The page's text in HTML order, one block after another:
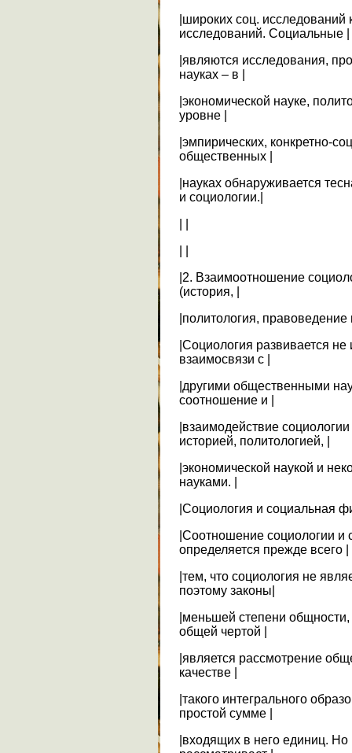
|широких соц. исследований
исследований. Социальные |
|являются исследования,
науках – в |
|экономической науке,
уровне |
|эмпирических, конкретно-
общественных |
|науках обнаруживается
и социологии.|
|2. Взаимоотношение
(история, |
|политология, правоведение
|Социология развивается
взаимосвязи с |
|другими общественными
соотношение и |
|взаимодействие
историей, политологией, |
|экономической наукой и
науками. |
|Социология и социальная
|Соотношение социологии
определяется прежде всего |
|тем, что социология не
поэтому законы|
|меньшей степени
общей чертой |
|является рассмотрение
качестве |
|такого интегрального
простой сумме |
|входящих в него единиц.